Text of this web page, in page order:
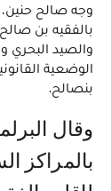
وجه صالح حنين،
بالفقيه بن
والصيد البحري
الوضعية
بنصالح.
وقال البرلماني إن «مجموعة من الفلاحين